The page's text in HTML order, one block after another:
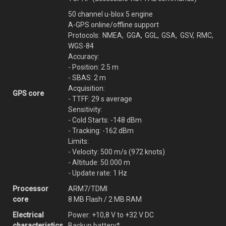
GPS core
50 channel u-blox 5 engine
A-GPS online/offline support
Protocols: NMEA, GGA, GGL, GSA, GSV, RMC,
WGS-84
Accuracy:
- Position: 2.5 m
- SBAS: 2 m
Acquisition:
- TTFF: 29 s average
Sensitivity:
- Cold Starts: -148 dBm
- Tracking: -162 dBm
Limits:
- Velocity: 500 m/s (972 knots)
- Altitude: 50.000 m
- Update rate: 1 Hz
Processor
core
ARM7/TDMI
8 MB Flash / 2 MB RAM
Electrical
Power: +10,8 V to +32 V DC